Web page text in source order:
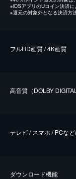
※iOSアプリのUコイン決済
※還元の対象外となる決済方
フルHD画質 / 4K画質
⾼⾳質（DOLBY
テレビ / スマホ / PCな
ダウンロード機能